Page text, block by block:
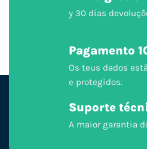
y 30 dias
Pagamento
Os teus dados
e protegidos.
Suporte
A maior garantia